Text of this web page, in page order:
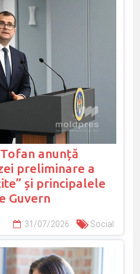
anunță
preliminare a
și principalele
Guvern
31/07/2026 Social